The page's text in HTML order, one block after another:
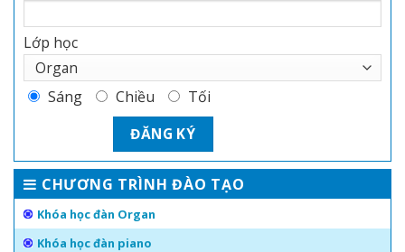
Lớp học
Sáng Chiều Tối
CHƯƠNG TRÌNH ĐÀO TẠO
Khóa học đàn Organ
Khóa học đàn piano